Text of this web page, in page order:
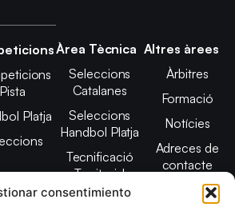
consentimiento
Pista
Platja
Àrea Tècnica
Seleccions
Catalanes
Seleccions
Handbol Platja
Tecnificació
Territorial
CATH
Altres àrees
Àrbitres
Formació
Notícies
Adreces de
contacte